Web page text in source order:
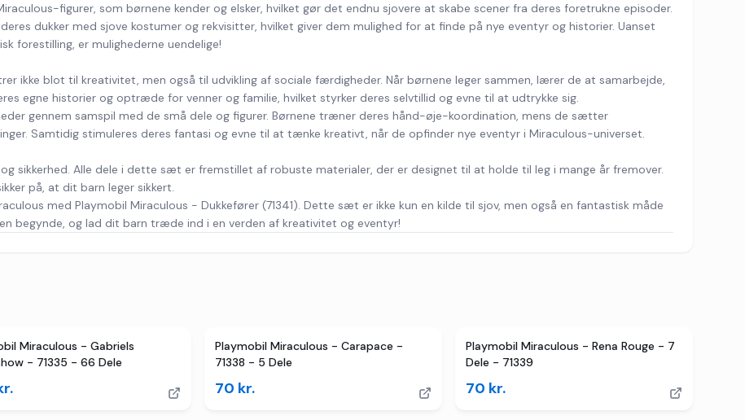
figurer, som børnene kender og elsker, hvilket gør det endnu sjovere at skabe scener fra deres foretrukne episoder.
dukker med sjove kostumer og rekvisitter, hvilket giver dem mulighed for at finde på nye eventyr og historier. Uanset
forestilling, er mulighederne uendelige!
ikke blot til kreativitet, men også til udvikling af sociale færdigheder. Når børnene leger sammen, lærer de at samarbejde,
egne historier og optræde for venner og familie, hvilket styrker deres selvtillid og evne til at udtrykke sig.
gennem samspil med de små dele og figurer. Børnene træner deres hånd-øje-koordination, mens de sætter
Samtidig stimuleres deres fantasi og evne til at tænke kreativt, når de opfinder nye eventyr i Miraculous-universet.
sikkerhed. Alle dele i dette sæt er fremstillet af robuste materialer, der er designet til at holde til leg i mange år fremover.
på, at dit barn leger sikkert.
med Playmobil Miraculous - Dukkefører (71341). Dette sæt er ikke kun en kilde til sjov, men også en fantastisk måde
begynde, og lad dit barn træde ind i en verden af kreativitet og eventyr!
Miraculous - Gabriels
- 71335 - 66 Dele
Playmobil Miraculous - Carapace -
71338 - 5 Dele
70 kr.
Playmobil Miraculous - Rena Rouge - 7
Dele - 71339
70 kr.